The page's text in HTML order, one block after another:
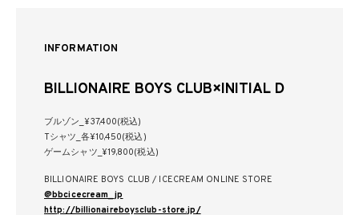
INFORMATION
BILLIONAIRE BOYS CLUB×INITIAL D
ブルゾン_¥37,400(税込)
Tシャツ_各¥10,450(税込)
ゲームシャツ_¥19,800(税込)
BILLIONAIRE BOYS CLUB / ICECREAM ONLINE STORE
@bbcicecream_jp
http://billionaireboysclub-store.jp/